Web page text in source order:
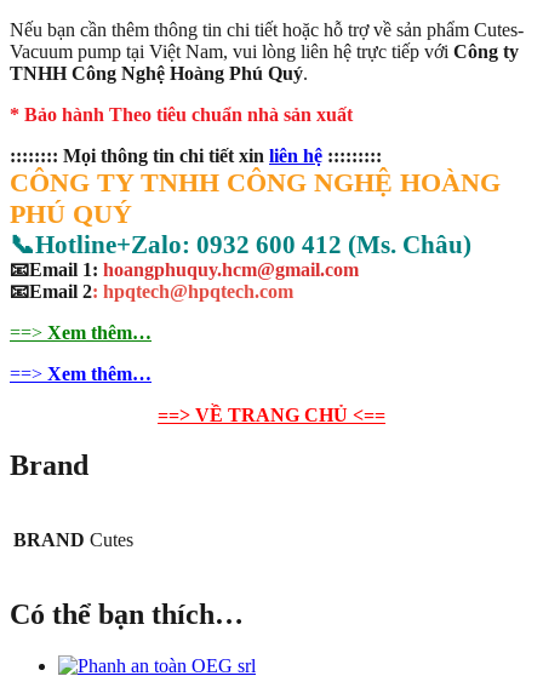
Nếu bạn cần thêm thông tin chi tiết hoặc hỗ trợ về sản phẩm Cutes-
Vacuum pump tại Việt Nam, vui lòng liên hệ trực tiếp với Công ty
TNHH Công Nghệ Hoàng Phú Quý.
* Bảo hành Theo tiêu chuẩn nhà sản xuất
:::::::: Mọi thông tin chi tiết xin liên hệ :::::::::
CÔNG TY TNHH CÔNG NGHỆ HOÀNG
PHÚ QUÝ
📞Hotline+Zalo: 0932 600 412 (Ms. Châu)
📧Email 1: hoangphuquy.hcm@gmail.com
📧Email 2: hpqtech@hpqtech.com
==> Xem thêm…
==> Xem thêm…
==> VỀ TRANG CHỦ <==
Brand
BRAND Cutes
Có thể bạn thích…